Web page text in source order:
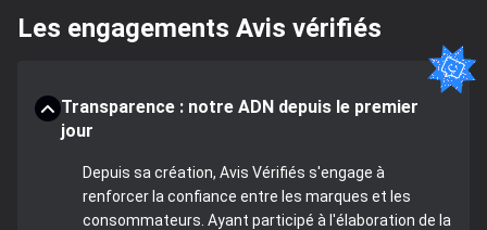
Les engagements Avis vérifiés
Transparence : notre ADN depuis le premier
jour
Depuis sa création, Avis Vérifiés s'engage à
renforcer la confiance entre les marques et les
consommateurs. Ayant participé à l'élaboration de la